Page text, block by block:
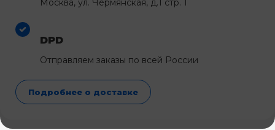
Москва, ул. Чермянская, д.1 стр. 1
DPD
Отправляем заказы по всей России
Подробнее о доставке